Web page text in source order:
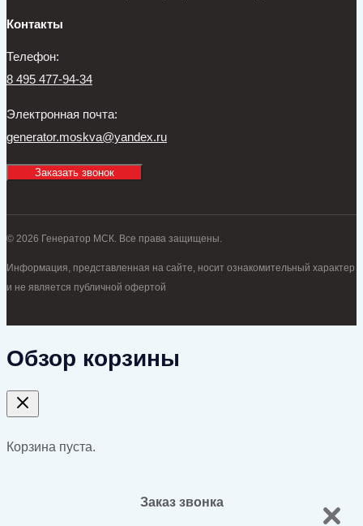
Контакты
Телефон:
8 495 477-94-34
Электронная почта:
generator.moskva@yandex.ru
Заказать звонок
© 2026 Генератор МСК. Все права защищены.
Информация, представленная на сайте, носит ознакомительный характер
и не является публичной офертой
Обзор корзины
Корзина пуста.
Заказ звонка